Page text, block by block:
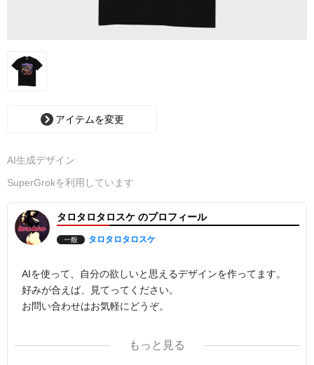
アイテムを変更
AI生成デザイン
SuperGrokを利用しています
タロタロタロスケ のプロフィール
一般 タロタロタロスケ
AIを使って、自分の欲しいと思えるデザインを作ってます。
好みが合えば、見てってください。
お問い合わせはお気軽にどうぞ。
アメリカンヴィンテージ、昭和レトロ、少女漫画、レトロフ
ューチャー、世紀末、空想科学、お尻
もっと見る